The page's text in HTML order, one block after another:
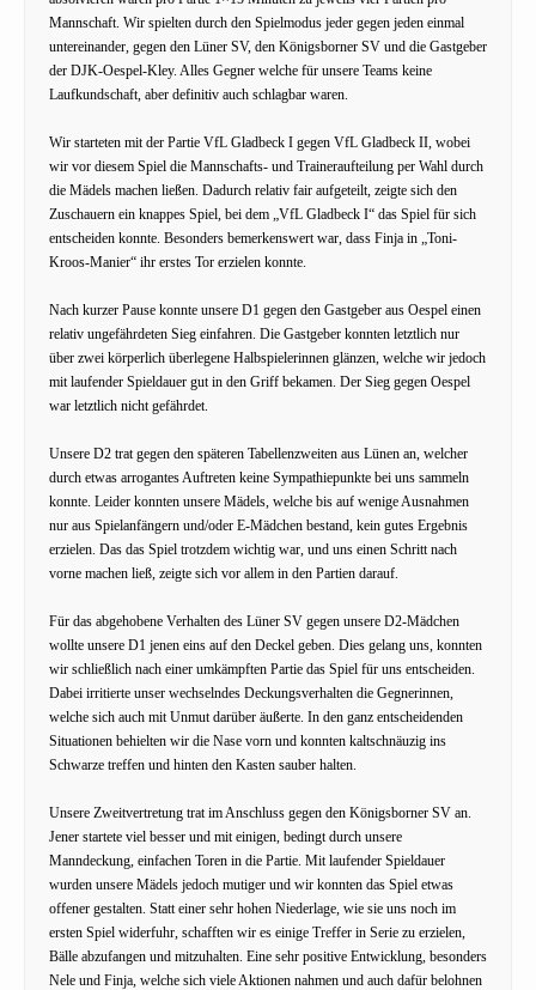
Mannschaft. Wir spielten durch den Spielmodus jeder gegen jeden einmal
untereinander, gegen den Lüner SV, den Königsborner SV und die Gastgeber
der DJK-Oespel-Kley. Alles Gegner welche für unsere Teams keine
Laufkundschaft, aber definitiv auch schlagbar waren.
Wir starteten mit der Partie VfL Gladbeck I gegen VfL Gladbeck II, wobei
wir vor diesem Spiel die Mannschafts- und Traineraufteilung per Wahl durch
die Mädels machen ließen. Dadurch relativ fair aufgeteilt, zeigte sich den
Zuschauern ein knappes Spiel, bei dem „VfL Gladbeck I“ das Spiel für sich
entscheiden konnte. Besonders bemerkenswert war, dass Finja in „Toni-
Kroos-Manier“ ihr erstes Tor erzielen konnte.
Nach kurzer Pause konnte unsere D1 gegen den Gastgeber aus Oespel einen
relativ ungefährdeten Sieg einfahren. Die Gastgeber konnten letztlich nur
über zwei körperlich überlegene Halbspielerinnen glänzen, welche wir jedoch
mit laufender Spieldauer gut in den Griff bekamen. Der Sieg gegen Oespel
war letztlich nicht gefährdet.
Unsere D2 trat gegen den späteren Tabellenzweiten aus Lünen an, welcher
durch etwas arrogantes Auftreten keine Sympathiepunkte bei uns sammeln
konnte. Leider konnten unsere Mädels, welche bis auf wenige Ausnahmen
nur aus Spielanfängern und/oder E-Mädchen bestand, kein gutes Ergebnis
erzielen. Das das Spiel trotzdem wichtig war, und uns einen Schritt nach
vorne machen ließ, zeigte sich vor allem in den Partien darauf.
Für das abgehobene Verhalten des Lüner SV gegen unsere D2-Mädchen
wollte unsere D1 jenen eins auf den Deckel geben. Dies gelang uns, konnten
wir schließlich nach einer umkämpften Partie das Spiel für uns entscheiden.
Dabei irritierte unser wechselndes Deckungsverhalten die Gegnerinnen,
welche sich auch mit Unmut darüber äußerte. In den ganz entscheidenden
Situationen behielten wir die Nase vorn und konnten kaltschnäuzig ins
Schwarze treffen und hinten den Kasten sauber halten.
Unsere Zweitvertretung trat im Anschluss gegen den Königsborner SV an.
Jener startete viel besser und mit einigen, bedingt durch unsere
Manndeckung, einfachen Toren in die Partie. Mit laufender Spieldauer
wurden unsere Mädels jedoch mutiger und wir konnten das Spiel etwas
offener gestalten. Statt einer sehr hohen Niederlage, wie sie uns noch im
ersten Spiel widerfuhr, schafften wir es einige Treffer in Serie zu erzielen,
Bälle abzufangen und mitzuhalten. Eine sehr positive Entwicklung, besonders
Nele und Finja, welche sich viele Aktionen nahmen und auch dafür belohnen